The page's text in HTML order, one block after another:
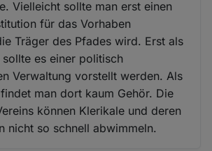
Vielleicht sollte man erst einen
für das Vorhaben
Träger des Pfades wird. Erst als
es einer politisch
Verwaltung vorstellt werden. Als
man dort kaum Gehör. Die
können Klerikale und deren
nicht so schnell abwimmeln.